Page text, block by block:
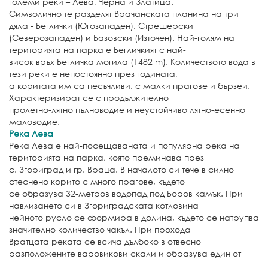
Символично те разделят Врачанската планина на три
дяла - Беглички (Югозападен), Стрешерски
(Северозападен) и Базовски (Източен). Най-голям на
територията на парка е Бегличкият с най-
висок връх Бегличка могила (1482 m). Количеството вода в
тези реки е непостоянно през годината,
а коритата им са песъчливи, с малки прагове и бързеи.
Характеризират се с продължително
пролетно-лятно пълноводие и неустойчиво лятно-есенно
маловодие.
Река Лева
Река Лева е най-посещаваната и популярна река на
територията на парка, която преминава през
с. Згориград и гр. Враца. В началото си тече в силно
стеснено корито с много прагове, където
се образува 32-метров водопад под Боров камък. При
навлизането си в Згориградската котловина
нейното русло се формира в долина, където се натрупва
значително количество чакъл. При прохода
Вратцата реката се всича дълбоко в отвесно
разположените варовикови скали и образува един от